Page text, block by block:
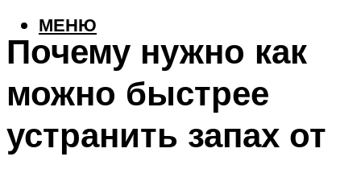
МЕНЮ
Почему нужно как
можно быстрее
устранить запах от